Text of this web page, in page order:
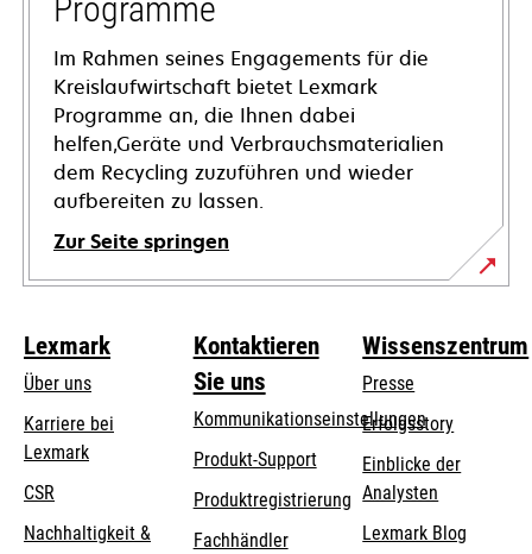
Programme
Im Rahmen seines Engagements für die
Kreislaufwirtschaft bietet Lexmark
Programme an, die Ihnen dabei
helfen,Geräte und Verbrauchsmaterialien
dem Recycling zuzuführen und wieder
aufbereiten zu lassen.
Zur Seite springen
Lexmark
Über uns
Karriere bei
Lexmark
CSR
Nachhaltigkeit &
Kontaktieren
Sie uns
Kommunikationseinstellungen
wird
in
einer
neuen
Produkt-Supportwird
einer
neuen
Produktregistrierung
Fachhändler
Wissenszentrum
Presse
Erfolgsstory
Einblicke der
Analysten
Lexmark Blog